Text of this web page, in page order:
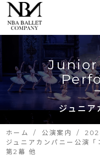
Junior
ジュニア
ホーム 公演案内
ジュニアカンパニー公演「
第2幕 他